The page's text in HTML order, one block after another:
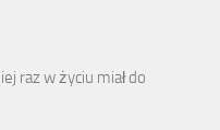
raz w życiu miał do